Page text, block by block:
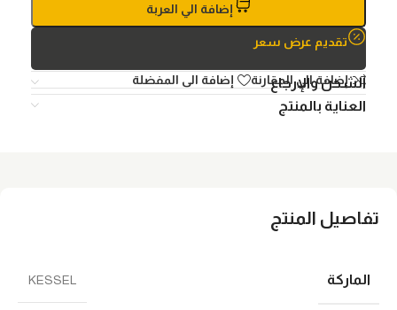
إضافة الي العربة
تقديم عرض سعر
إضافة الي المقارنة إضافة الى المفضلة
الشحن والإرجاع
العناية بالمنتج
تفاصيل المنتج
الماركة KESSEL